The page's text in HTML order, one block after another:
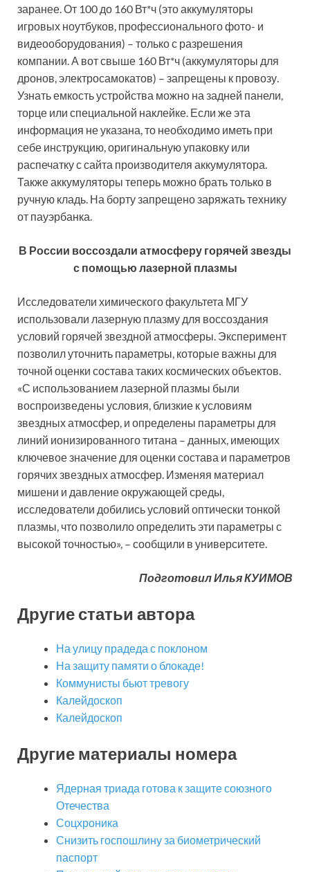
заранее. От 100 до 160 Вт*ч (это аккумуляторы
игровых ноутбуков, профессионального фото- и
видеооборудования) – только с разрешения
компании. А вот свыше 160 Вт*ч (аккумуляторы для
дронов, электросамокатов) – запрещены к провозу.
Узнать емкость устройства можно на задней панели,
торце или специальной наклейке. Если же эта
информация не указана, то необходимо иметь при
себе инструкцию, оригинальную упаковку или
распечатку с сайта производителя аккумулятора.
Также аккумуляторы теперь можно брать только в
ручную кладь. На борту запрещено заряжать технику
от пауэрбанка.
В России воссоздали атмосферу горячей звезды
с помощью лазерной плазмы
Исследователи химического факультета МГУ
использовали лазерную плазму для воссоздания
условий горячей звездной атмосферы. Эксперимент
позволил уточнить параметры, которые важны для
точной оценки состава таких космических объектов.
«С использованием лазерной плазмы были
воспроизведены условия, близкие к условиям
звездных атмосфер, и определены параметры для
линий ионизированного титана – данных, имеющих
ключевое значение для оценки состава и параметров
горячих звездных атмосфер. Изменяя материал
мишени и давление окружающей среды,
исследователи добились условий оптически тонкой
плазмы, что позволило определить эти параметры с
высокой точностью», – сообщили в университете.
Подготовил Илья КУИМОВ
Другие статьи автора
На улицу прадеда с поклоном
На защиту памяти о блокаде!
Коммунисты бьют тревогу
Калейдоскоп
Калейдоскоп
Другие материалы номера
Ядерная триада готова к защите союзного
Отечества
Соцхроника
Снизить госпошлину за биометрический
паспорт